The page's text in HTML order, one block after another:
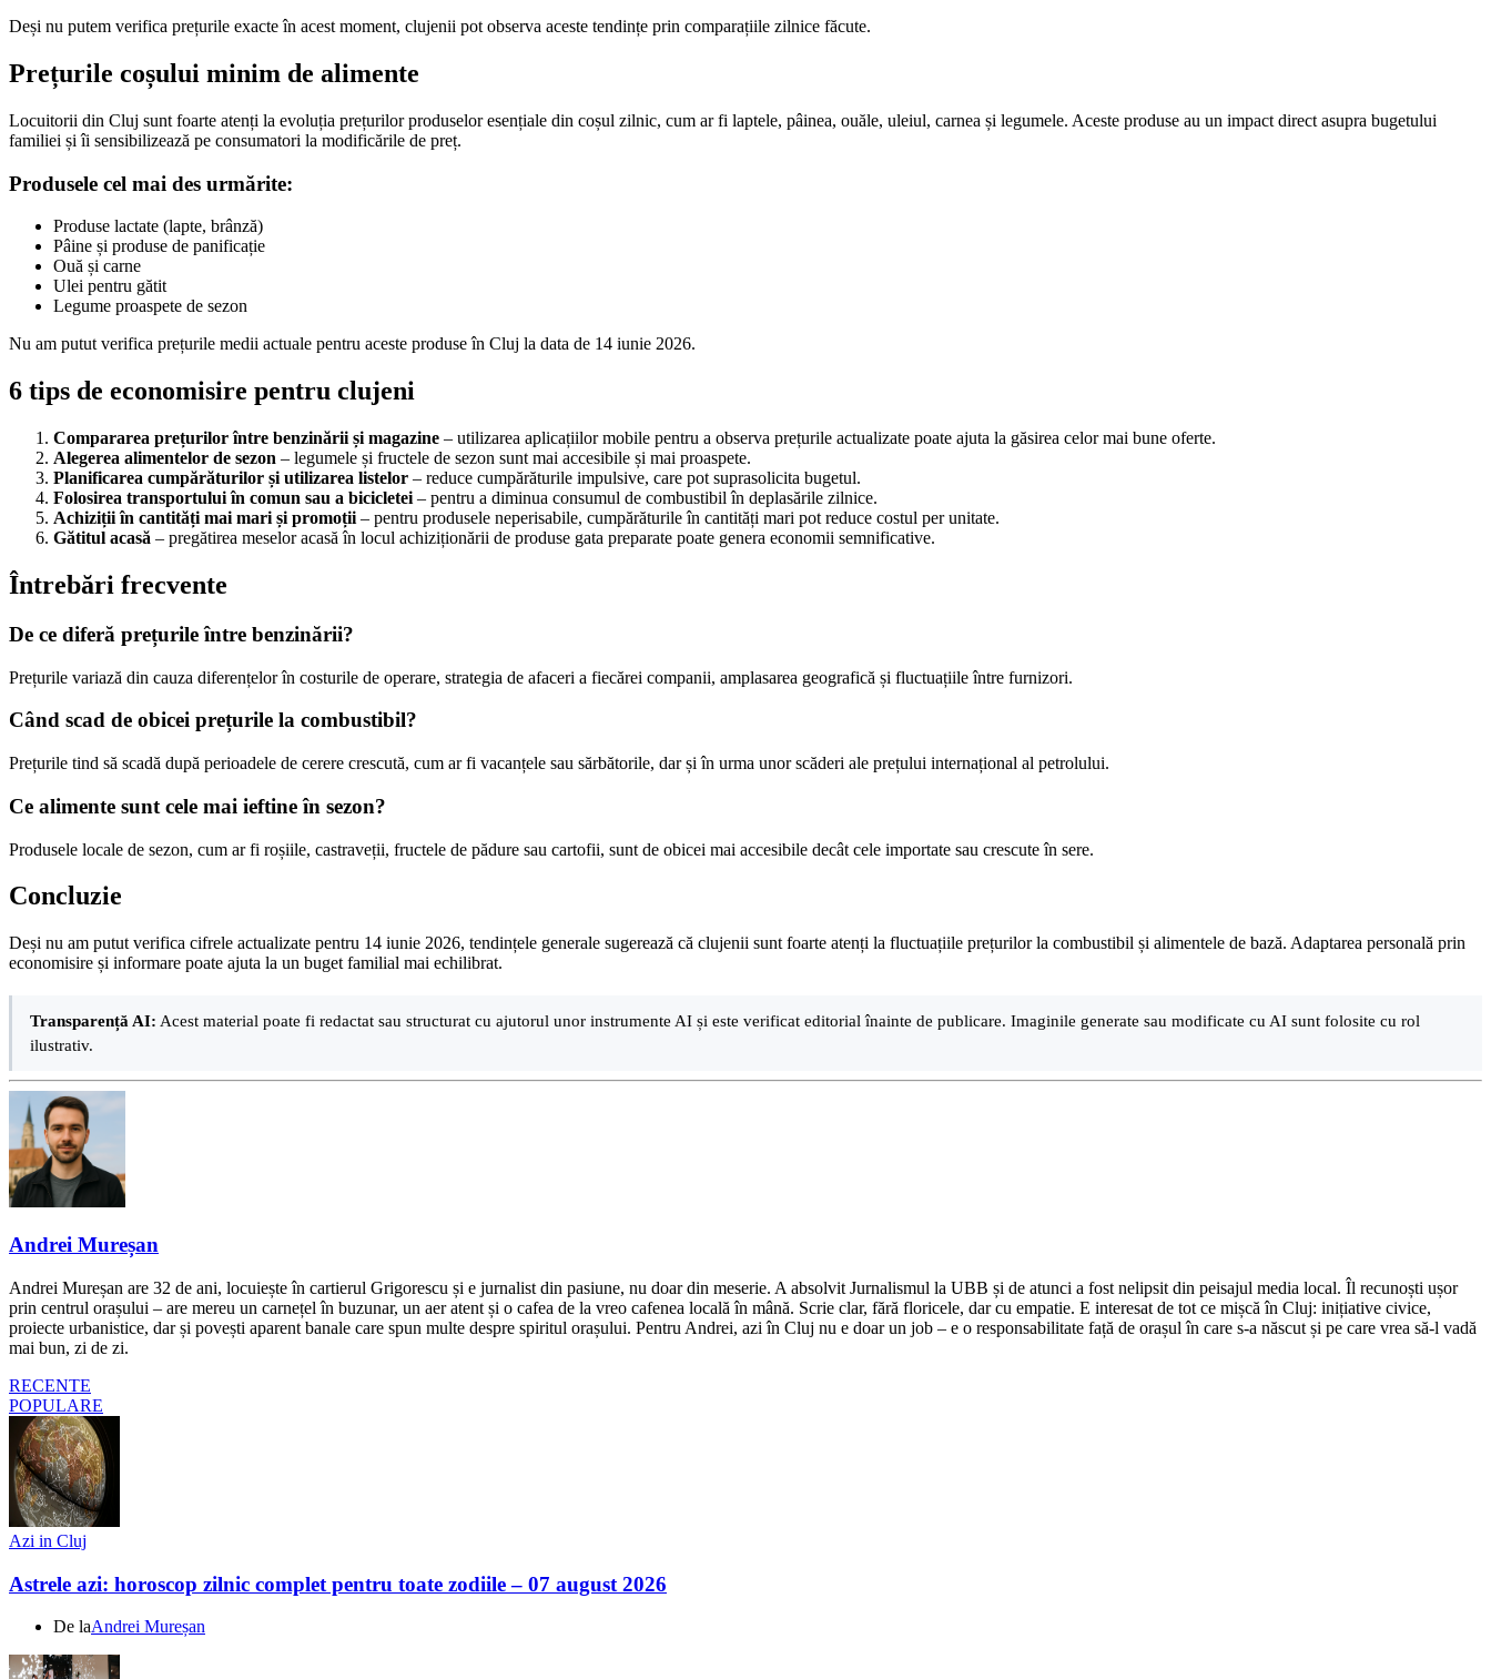
Deși nu putem verifica prețurile exacte în acest moment, clujenii pot observa aceste tendințe prin comparațiile zilnice făcute.
Prețurile coșului minim de alimente
Locuitorii din Cluj sunt foarte atenți la evoluția prețurilor produselor esențiale din coșul zilnic, cum ar fi laptele, pâinea, ouăle, uleiul, carnea și legumele. Aceste produse au un impact direct asupra bugetului
familiei și îi sensibilizează pe consumatori la modificările de preț.
Produsele cel mai des urmărite:
Produse lactate (lapte, brânză)
Pâine și produse de panificație
Ouă și carne
Ulei pentru gătit
Legume proaspete de sezon
Nu am putut verifica prețurile medii actuale pentru aceste produse în Cluj la data de 14 iunie 2026.
6 tips de economisire pentru clujeni
Compararea prețurilor între benzinării și magazine – utilizarea aplicațiilor mobile pentru a observa prețurile actualizate poate ajuta la găsirea celor mai bune oferte.
Alegerea alimentelor de sezon – legumele și fructele de sezon sunt mai accesibile și mai proaspete.
Planificarea cumpărăturilor și utilizarea listelor – reduce cumpărăturile impulsive, care pot suprasolicita bugetul.
Folosirea transportului în comun sau a bicicletei – pentru a diminua consumul de combustibil în deplasările zilnice.
Achiziții în cantități mai mari și promoții – pentru produsele neperisabile, cumpărăturile în cantități mari pot reduce costul per unitate.
Gătitul acasă – pregătirea meselor acasă în locul achiziționării de produse gata preparate poate genera economii semnificative.
Întrebări frecvente
De ce diferă prețurile între benzinării?
Prețurile variază din cauza diferențelor în costurile de operare, strategia de afaceri a fiecărei companii, amplasarea geografică și fluctuațiile între furnizori.
Când scad de obicei prețurile la combustibil?
Prețurile tind să scadă după perioadele de cerere crescută, cum ar fi vacanțele sau sărbătorile, dar și în urma unor scăderi ale prețului internațional al petrolului.
Ce alimente sunt cele mai ieftine în sezon?
Produsele locale de sezon, cum ar fi roșiile, castraveții, fructele de pădure sau cartofii, sunt de obicei mai accesibile decât cele importate sau crescute în sere.
Concluzie
Deși nu am putut verifica cifrele actualizate pentru 14 iunie 2026, tendințele generale sugerează că clujenii sunt foarte atenți la fluctuațiile prețurilor la combustibil și alimentele de bază. Adaptarea personală prin
economisire și informare poate ajuta la un buget familial mai echilibrat.
Transparență AI: Acest material poate fi redactat sau structurat cu ajutorul unor instrumente AI și este verificat editorial înainte de publicare. Imaginile generate sau modificate cu AI sunt folosite cu rol
ilustrativ.
Andrei Mureșan
Andrei Mureșan are 32 de ani, locuiește în cartierul Grigorescu și e jurnalist din pasiune, nu doar din meserie. A absolvit Jurnalismul la UBB și de atunci a fost nelipsit din peisajul media local. Îl recunoști ușor
prin centrul orașului – are mereu un carnețel în buzunar, un aer atent și o cafea de la vreo cafenea locală în mână. Scrie clar, fără floricele, dar cu empatie. E interesat de tot ce mișcă în Cluj: inițiative civice,
proiecte urbanistice, dar și povești aparent banale care spun multe despre spiritul orașului. Pentru Andrei, azi în Cluj nu e doar un job – e o responsabilitate față de orașul în care s-a născut și pe care vrea să-l vadă
mai bun, zi de zi.
RECENTE
POPULARE
Azi in Cluj
Astrele azi: horoscop zilnic complet pentru toate zodiile – 07 august 2026
De laAndrei Mureșan